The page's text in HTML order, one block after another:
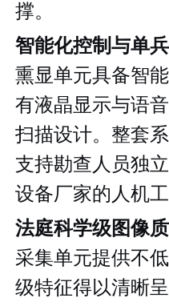
撑。
智能化控制与单
熏显单元具备智
有液晶显示与语
扫描设计。整套
支持勘查人员独
设备厂家的人机
法庭科学级图像
采集单元提供不
级特征得以清晰